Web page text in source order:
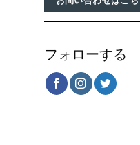
フォローする